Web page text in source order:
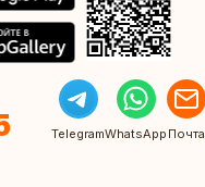
TelegramWhatsApp Почта